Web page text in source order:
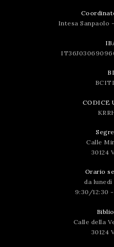
Intesa Sanpaolo
CODICE
Calle
30124
Orario
da
9:30/12:30
Calle della
30124